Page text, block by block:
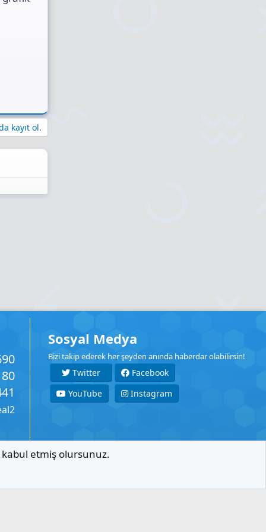
kayıt ol.
Sosyal Medya
Bizi takip ederek her şeyden anında haberdar olabilirsin!
Twitter
Facebook
YouTube
Instagram
kabul etmiş olursunuz.